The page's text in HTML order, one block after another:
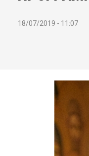
18/07/2019 - 11:07